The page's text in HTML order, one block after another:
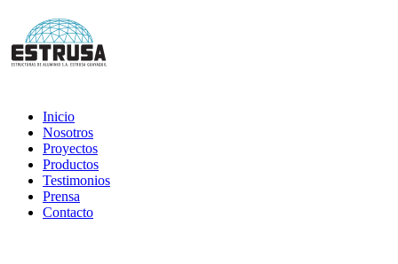
Inicio
Nosotros
Proyectos
Productos
Testimonios
Prensa
Contacto